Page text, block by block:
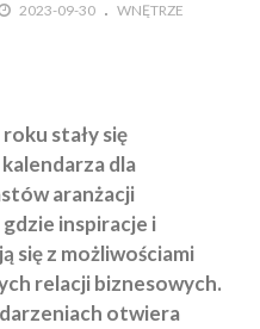
2023-09-30 WNĘTRZE
stały się
dla
aranżacji
inspiracje i
się z możliwościami
relacji biznesowych.
otwiera